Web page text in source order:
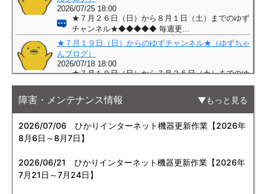
障害・メンテナンス情報 もっと見る
2026/07/06 ひかりインターネット機器更新作業【2026年
8月6日～8月7日】
2026/06/21
ひかりインターネット機器更新作業【2026年
7月21日～7月24日】